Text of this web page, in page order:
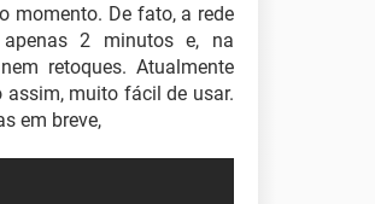
momento. De fato, a rede
2 minutos e, na
retoques. Atualmente
assim, muito fácil de usar.
em breve,